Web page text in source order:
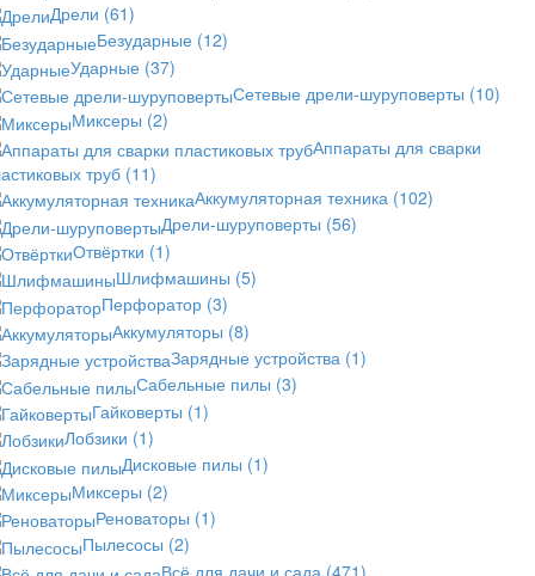
Дрели (61)
Безударные (12)
Ударные (37)
Сетевые дрели-шуруповерты (10)
Миксеры (2)
Аппараты для сварки
труб (11)
Аккумуляторная техника (102)
Дрели-шуруповерты (56)
Отвёртки (1)
Шлифмашины (5)
Перфоратор (3)
Аккумуляторы (8)
Зарядные устройства (1)
Сабельные пилы (3)
Гайковерты (1)
Лобзики (1)
Дисковые пилы (1)
Миксеры (2)
Реноваторы (1)
Пылесосы (2)
Всё для дачи и сада (471)